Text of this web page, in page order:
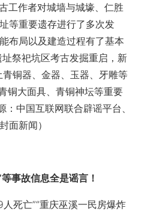
工作者对城墙与城壕、仁胜
等重要遗存进行了多次发
布局以及建造过程有了基本
祭祀坑区考古发掘重启，新
铜器、金器、玉器、牙雕等
铜大面具、青铜神坛等重要
：中国互联网联合辟谣平台、
面新闻）
事故信息全是谣言！
死亡”“重庆巫溪一民房爆炸